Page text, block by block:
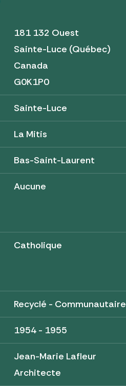
181 132 Ouest
Sainte-Luce (Québec)
Canada
G0K1P0
Sainte-Luce
La Mitis
Bas-Saint-Laurent
Aucune
Catholique
Recyclé - Communautaire
1954 - 1955
Jean-Marie Lafleur
Architecte